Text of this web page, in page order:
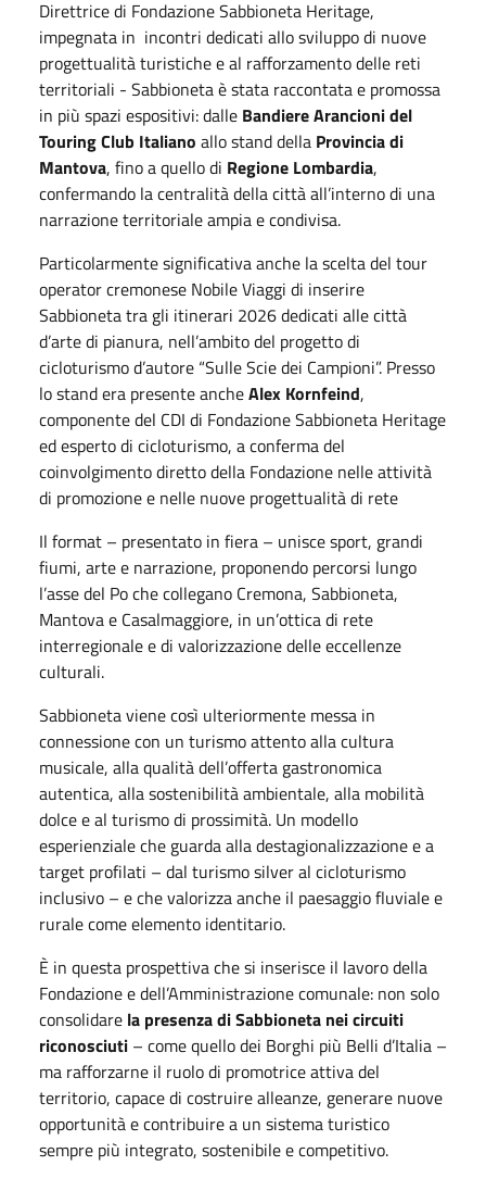
Direttrice di Fondazione Sabbioneta Heritage,
impegnata in incontri dedicati allo sviluppo di nuove
progettualità turistiche e al rafforzamento delle reti
territoriali - Sabbioneta è stata raccontata e promossa
in più spazi espositivi: dalle Bandiere Arancioni del
Touring Club Italiano allo stand della Provincia di
Mantova, fino a quello di Regione Lombardia,
confermando la centralità della città all’interno di una
narrazione territoriale ampia e condivisa.
Particolarmente significativa anche la scelta del tour
operator cremonese Nobile Viaggi di inserire
Sabbioneta tra gli itinerari 2026 dedicati alle città
d’arte di pianura, nell’ambito del progetto di
cicloturismo d’autore “Sulle Scie dei Campioni”. Presso
lo stand era presente ancheAlex Kornfeind,
componente del CDI di Fondazione Sabbioneta Heritage
ed esperto di cicloturismo, a conferma del
coinvolgimento diretto della Fondazione nelle attività
di promozione e nelle nuove progettualità di rete
Il format – presentato in fiera – unisce sport, grandi
fiumi, arte e narrazione, proponendo percorsi lungo
l’asse del Po che collegano Cremona, Sabbioneta,
Mantova e Casalmaggiore, in un’ottica di rete
interregionale e di valorizzazione delle eccellenze
culturali.
Sabbioneta viene così ulteriormente messa in
connessione con un turismo attento alla cultura
musicale, alla qualità dell’offerta gastronomica
autentica, alla sostenibilità ambientale, alla mobilità
dolce e al turismo di prossimità. Un modello
esperienziale che guarda alla destagionalizzazione e a
target profilati – dal turismo silver al cicloturismo
inclusivo – e che valorizza anche il paesaggio fluviale e
rurale come elemento identitario.
È in questa prospettiva che si inserisce il lavoro della
Fondazione e dell’Amministrazione comunale: non solo
consolidare la presenza di Sabbioneta nei circuiti
riconosciuti – come quello dei Borghi più Belli d’Italia –
ma rafforzarne il ruolo di promotrice attiva del
territorio, capace di costruire alleanze, generare nuove
opportunità e contribuire a un sistema turistico
sempre più integrato, sostenibile e competitivo.